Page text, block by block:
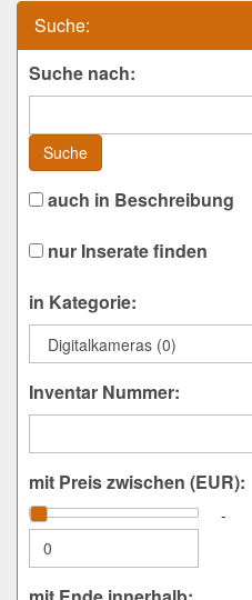
Suche:
Suche nach:
Suche
auch in Beschreibung
nur Inserate finden
in Kategorie:
Inventar Nummer:
mit Preis zwischen (EUR):
-